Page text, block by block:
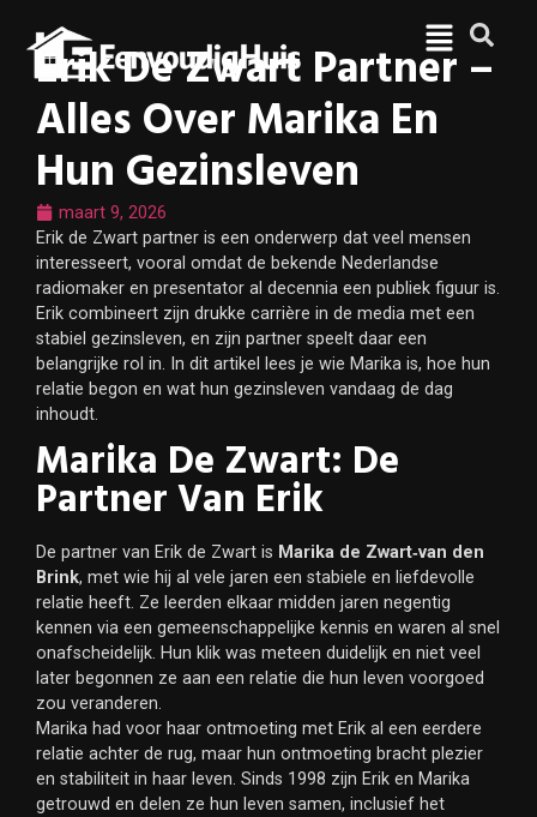
Erik De Zwart Partner –
Alles Over Marika En
Hun Gezinsleven
maart 9, 2026
Erik de Zwart partner is een onderwerp dat veel mensen
interesseert, vooral omdat de bekende Nederlandse
radiomaker en presentator al decennia een publiek figuur is.
Erik combineert zijn drukke carrière in de media met een
stabiel gezinsleven, en zijn partner speelt daar een
belangrijke rol in. In dit artikel lees je wie Marika is, hoe hun
relatie begon en wat hun gezinsleven vandaag de dag
inhoudt.
Marika De Zwart: De
Partner Van Erik
De partner van Erik de Zwart is Marika de Zwart‑van den
Brink, met wie hij al vele jaren een stabiele en liefdevolle
relatie heeft. Ze leerden elkaar midden jaren negentig
kennen via een gemeenschappelijke kennis en waren al snel
onafscheidelijk. Hun klik was meteen duidelijk en niet veel
later begonnen ze aan een relatie die hun leven voorgoed
zou veranderen.
Marika had voor haar ontmoeting met Erik al een eerdere
relatie achter de rug, maar hun ontmoeting bracht plezier
en stabiliteit in haar leven. Sinds 1998 zijn Erik en Marika
getrouwd en delen ze hun leven samen, inclusief het